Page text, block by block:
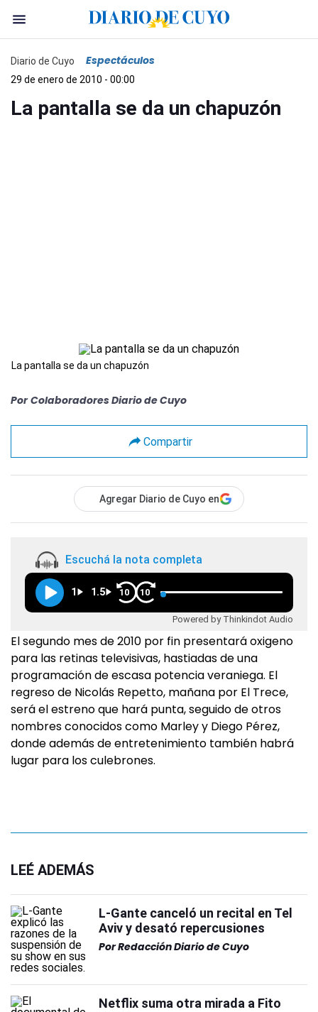
Diario de Cuyo Espectáculos
29 de enero de 2010 - 00:00
La pantalla se da un chapuzón
La pantalla se da un chapuzón
Por Colaboradores Diario de Cuyo
Compartir
Agregar Diario de Cuyo en
Escuchá la nota completa
1 1.5 10 10
Powered by Thinkindot Audio
El segundo mes de 2010 por fin presentará oxigeno
para las retinas televisivas, hastiadas de una
programación de escasa potencia veraniega. El
regreso de Nicolás Repetto, mañana por El Trece,
será el estreno que hará punta, seguido de otros
nombres conocidos como Marley y Diego Pérez,
donde además de entretenimiento también habrá
lugar para los culebrones.
LEÉ ADEMÁS
L-Gante canceló un recital en Tel
Aviv y desató repercusiones
PorRedacción Diario de Cuyo
Netflix suma otra mirada a Fito